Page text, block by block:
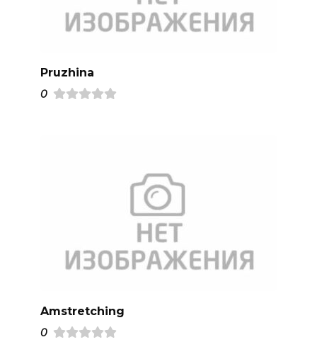
Pruzhina
0
Amstretching
0